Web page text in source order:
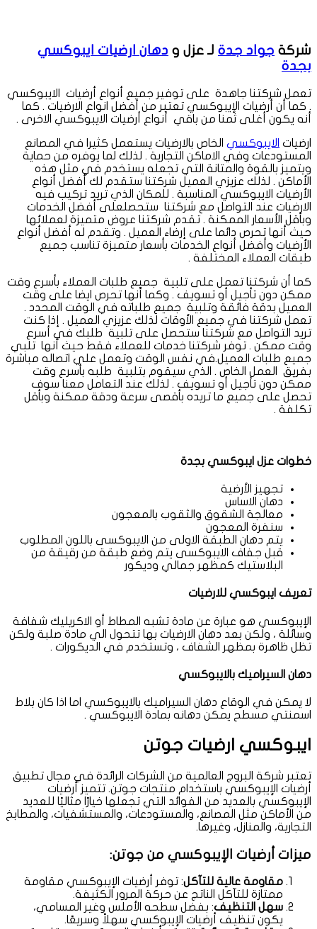
شركة جواد جدة لـ عزل و دهان ارضيات ايبوكسي
بجدة
تعمل شركتنا جاهدة على توفير جميع أنواع أرضيات الايبوكسي
. كما أن أرضيات الإيبوكسي تعتبر من أفضل انواع الارضيات . كما
أنه يكون أغلى ثمنا من باقي أنواع أرضيات الايبوكسي الاخرى .
ارضيات الايبوكسي الخاص بالارضيات يستعمل كثيرا في المصانع
المستودعات وفي الاماكن التجارية . لذلك لما يوفره من حماية
ويتميز بالقوة والمتانة التي تجعله يستخدم في مثل هذه
الأماكن . لذلك عزيزي العميل شركتنا ستقدم لك أفضل أنواع
الأرضيات الايبوكسي المناسبة . للمكان الذي تريد تركيب فيه
الارضيات عند التواصل مع شركتنا ستحصلعلى أفضل الخدمات
وبأقل الأسعار الممكنة . تقدم شركتنا عروض متميزة لعملائها
حيث أنها تحرص دائما على إرضاء العميل . وتقدم له أفضل أنواع
الأرضيات وأفضل أنواع الخدمات بأسعار متميزة تناسب جميع
طبقات العملاء المختلفة .
كما أن شركتنا تعمل على تلبية جميع طلبات العملاء بأسرع وقت
ممكن دون تأجيل أو تسويف . وكما أنها تحرص ايضا على وقت
العميل بدقة فائقة وتلبية جميع طلباته في الوقت المحدد .
تعمل شركتنا في جميع الأوقات لذلك عزيزي العميل . إذا كنت
تريد التواصل مع شركتنا ستحصل على تلبية طلبك في أسرع
وقت ممكن . توفر شركتنا خدمات للعملاء فقط حيث أنها تلبي
جميع طلبات العميل.في نفس الوقت وتعمل علي اتصاله مباشرة
بفريق العمل الخاص . الذي سيقوم بتلبية طلبه بأسرع وقت
ممكن دون تأجيل أو تسويف . لذلك عند التعامل معنا سوف
تحصل على جميع ما تريده بأقصى سرعة ودقة ممكنة وبأقل
تكلفة .
خطوات عزل ايبوكسي بجدة
تجهيز الأرضية
دهان الاساس
معالجة الشقوق والثقوب بالمعجون
سنفرة المعجون
يتم دهان الطبقة الاولى من الايبوكسى باللون المطلوب
قبل جفاف الايبوكسى يتم وضع طبقة من رقيقة من
البلاستيك كمظهر جمالي وديكور
تعريف ايبوكسي للارضيات
الإيبوكسي هو عبارة عن مادة تشبه المطاط أو الاكريليك شفافة
وسائلة ، ولكن بعد دهان الارضيات بها تتحول الي مادة صلبة ولكن
تظل ظاهرة بمظهر الشفاف ، وتستخدم في الديكورات .
دهان السيراميك بالايبوكسي
لا يمكن في الوقاع دهان السيراميك بالايبوكسي اما اذا كان بلاط
اسمنتي مسطح يمكن دهانه بمادة الايبوكسي .
ايبوكسي ارضيات جوتن
تعتبر شركة البروج العالمية من الشركات الرائدة في مجال تطبيق
أرضيات الإيبوكسي باستخدام منتجات جوتن. تتميز أرضيات
الإيبوكسي بالعديد من الفوائد التي تجعلها خيارًا مثاليًا للعديد
من الأماكن مثل المصانع، والمستودعات، والمستشفيات، والمطابخ
التجارية، والمنازل، وغيرها.
ميزات أرضيات الإيبوكسي من جوتن:
مقاومة عالية للتآكل: توفر أرضيات الإيبوكسي مقاومة
ممتازة للتآكل الناتج عن حركة المرور الكثيفة.
سهل التنظيف: بفضل سطحه الأملس وغير المسامي،
يكون تنظيف أرضيات الإيبوكسي سهلاً وسريعًا.